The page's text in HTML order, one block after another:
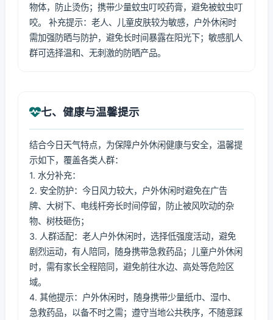
物体，防止烫伤；携带少量蚊虫叮咬药膏，避免被蚊虫叮
咬。 补充提示：老人、儿童皮肤较为敏感，户外休闲时
需加强防晒与防护，避免长时间暴露在阳光下；敏感肌人
群可选择温和、无刺激的防晒产品。
七、健康与温馨提示
结合今日天气特点，为保障户外休闲健康与安全，温馨提
示如下，覆盖各类人群：
1. 水分补充：
2. 安全防护：今日风力较大，户外休闲时避免在广告
牌、大树下、电线杆旁长时间停留，防止被风吹动的杂
物、树枝砸伤；
3. 人群适配：老人户外休闲时，选择低强度活动，避免
剧烈运动，有人陪同，随身携带急救药品；儿童户外休闲
时，需有家长全程陪同，避免前往水边、高处等危险区
域。
4. 其他提示：户外休闲时，随身携带少量纸巾、湿巾、
急救药品，以备不时之需；遵守当地公共秩序，不随意踩